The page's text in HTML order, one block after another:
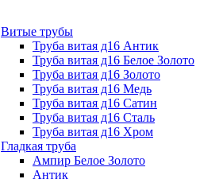
Витые трубы
Труба витая д16 Антик
Труба витая д16 Белое Золото
Труба витая д16 Золото
Труба витая д16 Медь
Труба витая д16 Сатин
Труба витая д16 Сталь
Труба витая д16 Хром
Гладкая труба
Ампир Белое Золото
Антик